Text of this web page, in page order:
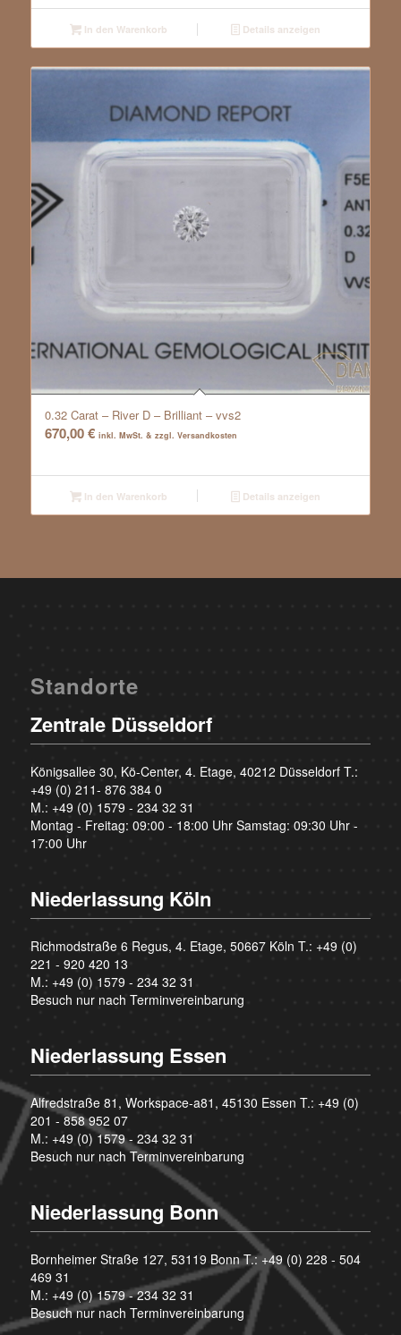
In den Warenkorb Details anzeigen
0.32 Carat – River D – Brilliant – vvs2
670,00€ inkl. MwSt. & zzgl. Versandkosten
In den Warenkorb Details anzeigen
Standorte
Zentrale Düsseldorf
Königsallee 30, Kö-Center, 4. Etage, 40212 Düsseldorf T.:
+49 (0) 211- 876 384 0
M.: +49 (0) 1579 - 234 32 31
Montag - Freitag: 09:00 - 18:00 Uhr Samstag: 09:30 Uhr -
17:00 Uhr
Niederlassung Köln
Richmodstraße 6 Regus, 4. Etage, 50667 Köln T.: +49 (0)
221 - 920 420 13
M.: +49 (0) 1579 - 234 32 31
Besuch nur nach Terminvereinbarung
Niederlassung Essen
Alfredstraße 81, Workspace-a81, 45130 Essen T.: +49 (0)
201 - 858 952 07
M.: +49 (0) 1579 - 234 32 31
Besuch nur nach Terminvereinbarung
Niederlassung Bonn
Bornheimer Straße 127, 53119 Bonn T.:+49 (0) 228 - 504
469 31
M.: +49 (0) 1579 - 234 32 31
Besuch nur nach Terminvereinbarung